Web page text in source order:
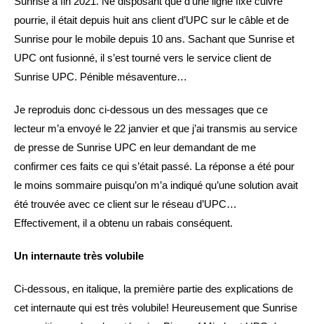
pourrie, il était depuis huit ans client d’UPC sur le câble et de
Sunrise pour le mobile depuis 10 ans. Sachant que Sunrise et
UPC ont fusionné, il s’est tourné vers le service client de
Sunrise UPC. Pénible mésaventure…
Je reproduis donc ci-dessous un des messages que ce
lecteur m’a envoyé le 22 janvier et que j’ai transmis au service
de presse de Sunrise UPC en leur demandant de me
confirmer ces faits ce qui s’était passé. La réponse a été pour
le moins sommaire puisqu’on m’a indiqué qu’une solution avait
été trouvée avec ce client sur le réseau d’UPC…
Effectivement, il a obtenu un rabais conséquent.
Un internaute très volubile
Ci-dessous, en italique, la première partie des explications de
cet internaute qui est très volubile! Heureusement que Sunrise